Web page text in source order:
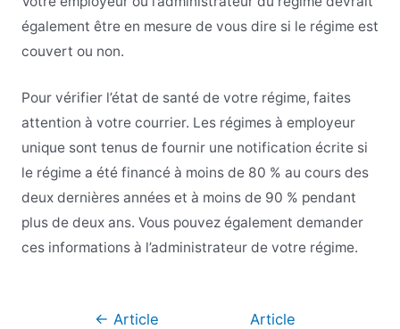
également être en mesure de vous dire si le régime est
couvert ou non.
Pour vérifier l’état de santé de votre régime, faites
attention à votre courrier. Les régimes à employeur
unique sont tenus de fournir une notification écrite si
le régime a été financé à moins de 80 % au cours des
deux dernières années et à moins de 90 % pendant
plus de deux ans. Vous pouvez également demander
ces informations à l’administrateur de votre régime.
Navigation
← Article
Article